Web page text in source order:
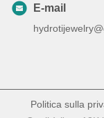
E-mail
Politica sulla